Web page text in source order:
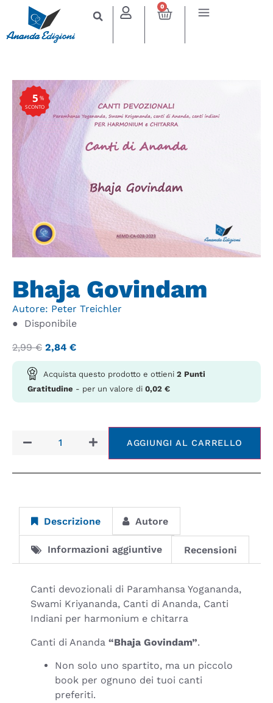
0
Bhaja Govindam
Autore: Peter Treichler
●
Disponibile
2,99€ 2,84 €
Acquista questo prodotto e ottieni 2 Punti
Gratitudine - per un valore di 0,02 €
AGGIUNGI AL CARRELLO
Descrizione Autore
Informazioni aggiuntive Recensioni
Canti devozionali di Paramhansa Yogananda,
Swami Kriyananda, Canti di Ananda, Canti
Indiani per harmonium e chitarra
Canti di Ananda “Bhaja Govindam”.
Non solo uno spartito, ma un piccolo
book per ognuno dei tuoi canti
preferiti.
%
SCONTO
5